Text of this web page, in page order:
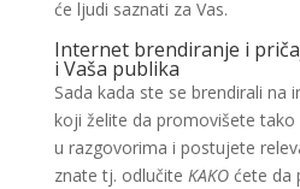
će ljudi saznati za Vas.
Internet brendiranje i
i Vaša publika
Sada kada ste se brendirali na
koji želite da promovišete
u razgovorima i postujete
znate tj. odlučite KAKOćete da